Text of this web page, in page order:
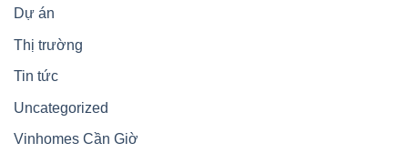
Dự án
Thị trường
Tin tức
Uncategorized
Vinhomes Cần Giờ